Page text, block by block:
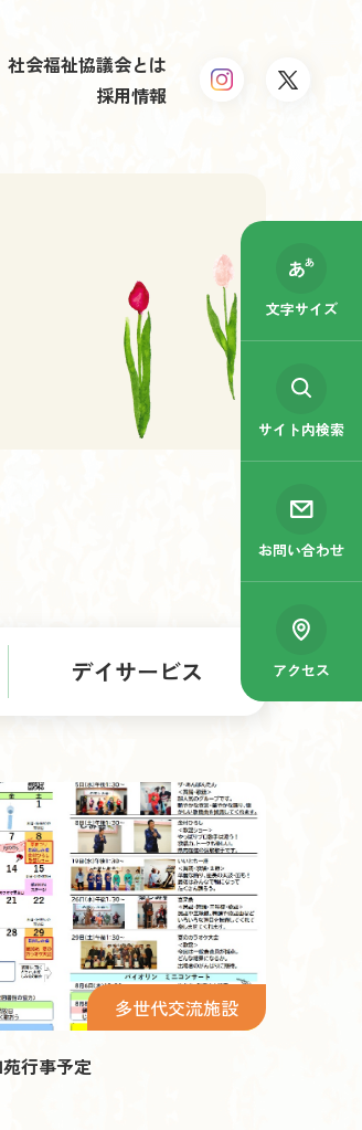
社会福祉協議会とは
採用情報
文字サイズ
サイト内検索
お問い合わせ
アクセス
デイサービス
行事予定
多世代交流施設